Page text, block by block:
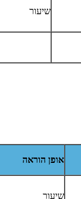
שיעור
אופן הוראה
שיעור